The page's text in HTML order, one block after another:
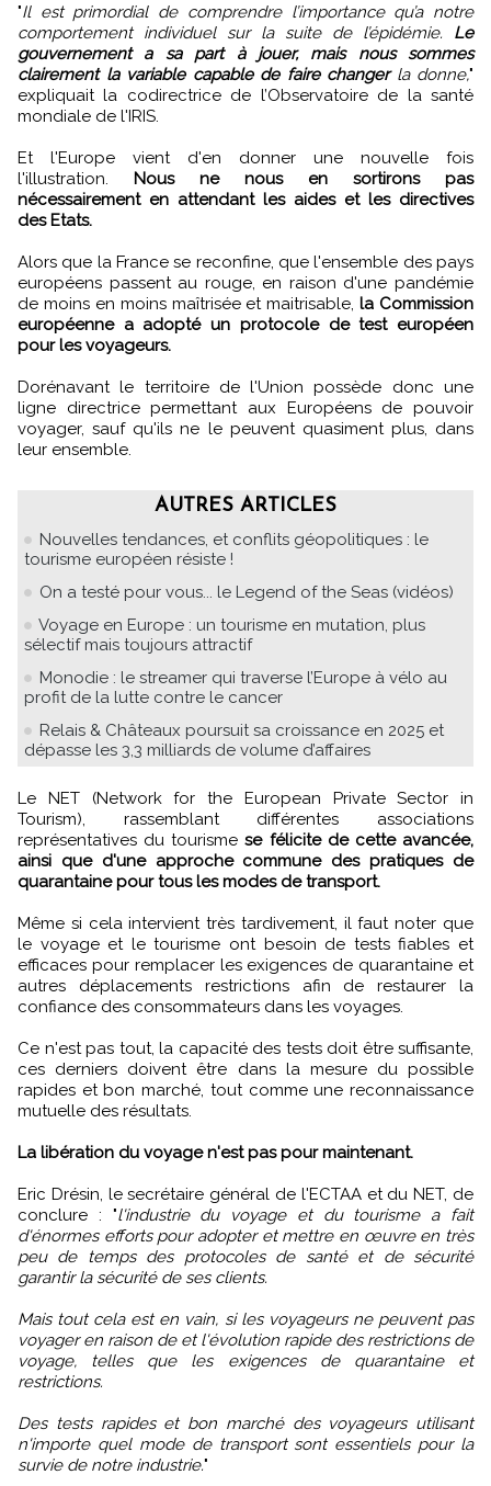
"Il est primordial de comprendre l’importance qu’a notre
comportement individuel sur la suite de l’épidémie. Le
gouvernement a sa part à jouer, mais nous sommes
clairement la variable capable de faire changerla donne,"
expliquait la codirectrice de l’Observatoire de la santé
mondiale de l'IRIS.
Et l'Europe vient d'en donner une nouvelle fois
l'illustration. Nous ne nous en sortirons pas
nécessairement en attendant les aides et les directives
des Etats.
Alors que la France se reconfine, que l'ensemble des pays
européens passent au rouge, en raison d'une pandémie
de moins en moins maîtrisée et maitrisable, la Commission
européenne a adopté un protocole de test européen
pour les voyageurs.
Dorénavant le territoire de l'Union possède donc une
ligne directrice permettant aux Européens de pouvoir
voyager, sauf qu'ils ne le peuvent quasiment plus, dans
leur ensemble.
AUTRES ARTICLES
Nouvelles tendances, et conflits géopolitiques : le
tourisme européen résiste !
On a testé pour vous... le Legend of the Seas (vidéos)
Voyage en Europe : un tourisme en mutation, plus
sélectif mais toujours attractif
Monodie : le streamer qui traverse l’Europe à vélo au
profit de la lutte contre le cancer
Relais & Châteaux poursuit sa croissance en 2025 et
dépasse les 3,3 milliards de volume d’affaires
Le NET (Network for the European Private Sector in
Tourism), rassemblant différentes associations
représentatives du tourismese félicite de cette avancée,
ainsi que d'une approche commune des pratiques de
quarantaine pour tous les modes de transport.
Même si cela intervient très tardivement, il faut noter que
le voyage et le tourisme ont besoin de tests fiables et
efficaces pour remplacer les exigences de quarantaine et
autres déplacements restrictions afin de restaurer la
confiance des consommateurs dans les voyages.
Ce n'est pas tout, la capacité des tests doit être suffisante,
ces derniers doivent être dans la mesure du possible
rapides et bon marché, tout comme une reconnaissance
mutuelle des résultats.
La libération du voyage n'est pas pour maintenant.
Eric Drésin, le secrétaire général de l'ECTAA et du NET, de
conclure : "l'industrie du voyage et du tourisme a fait
d'énormes efforts pour adopter et mettre en œuvre en très
peu de temps des protocoles de santé et de sécurité
garantir la sécurité de ses clients.
Mais tout cela est en vain, si les voyageurs ne peuvent pas
voyager en raison de et l'évolution rapide des restrictions de
voyage, telles que les exigences de quarantaine et
restrictions.
Des tests rapides et bon marché des voyageurs utilisant
n'importe quel mode de transport sont essentiels pour la
survie de notre industrie."